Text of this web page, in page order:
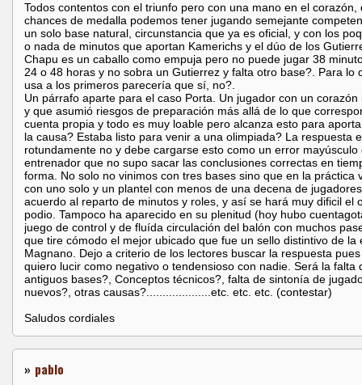
Todos contentos con el triunfo pero con una mano en el corazón,
chances de medalla podemos tener jugando semejante
un solo base natural, circunstancia que ya es oficial, y con los
o nada de minutos que aportan Kamerichs y el dúo de los
Chapu es un caballo como empuja pero no puede jugar 38
24 o 48 horas y no sobra un Gutierrez y falta otro base?. Para lo
usa a los primeros parecería que sí, no?.
Un párrafo aparte para el caso Porta. Un jugador con un corazón
y que asumió riesgos de preparación más allá de lo que
cuenta propia y todo es muy loable pero alcanza esto para
la causa? Estaba listo para venir a una olimpiada? La respuesta
rotundamente no y debe cargarse esto como un error mayúsculo
entrenador que no supo sacar las conclusiones correctas en
forma. No solo no vinimos con tres bases sino que en la práctica
con uno solo y un plantel con menos de una decena de
acuerdo al reparto de minutos y roles, y así se hará muy dificil el
podio. Tampoco ha aparecido en su plenitud (hoy hubo
juego de control y de fluída circulación del balón con muchos
que tire cómodo el mejor ubicado que fue un sello distintivo de la
Magnano. Dejo a criterio de los lectores buscar la respuesta
quiero lucir como negativo o tendensioso con nadie. Será la falta
antiguos bases?, Conceptos técnicos?, falta de sintonía de
nuevos?, otras causas?....................etc. etc. etc. (contestar)
Saludos cordiales
» pablo